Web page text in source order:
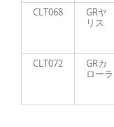
CLT068
GRヤ
リス
CLT072
GRカ
ローラ